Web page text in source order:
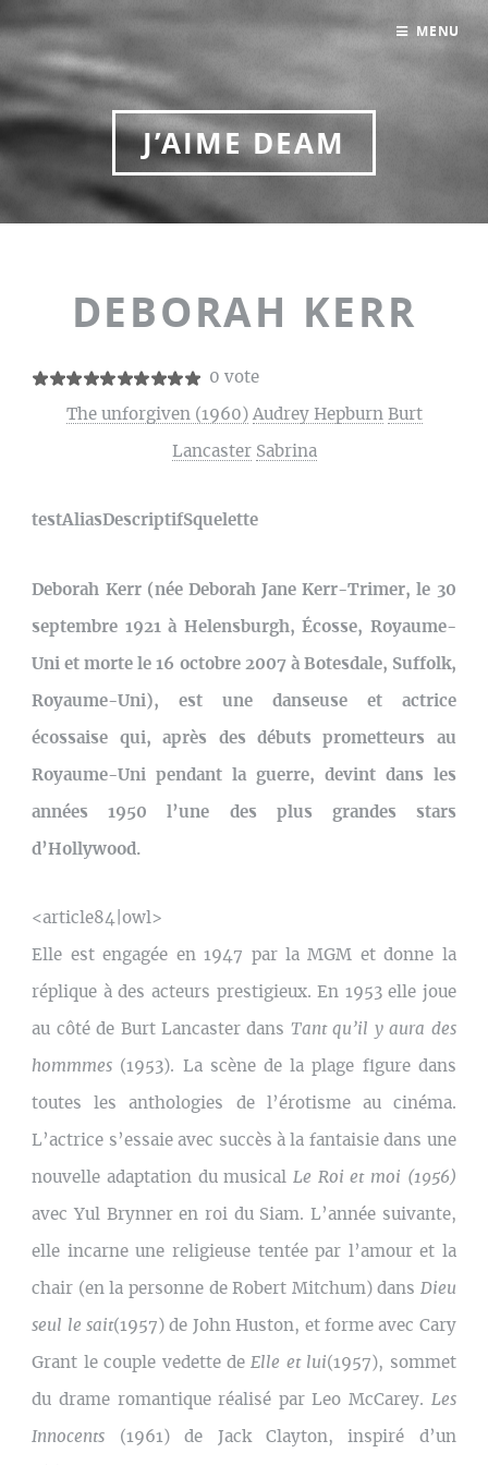
J’AIME DEAM
DEBORAH KERR
0 vote
The unforgiven (1960) Audrey Hepburn Burt
Lancaster Sabrina
testAliasDescriptifSquelette
Deborah Kerr (née Deborah Jane Kerr-Trimer, le 30
septembre 1921 à Helensburgh, Écosse, Royaume-
Uni et morte le 16 octobre 2007 à Botesdale, Suffolk,
Royaume-Uni), est une danseuse et actrice
écossaise qui, après des débuts prometteurs au
Royaume-Uni pendant la guerre, devint dans les
années 1950 l’une des plus grandes stars
d’Hollywood.
<article84|owl>
Elle est engagée en 1947 par la MGM et donne la
réplique à des acteurs prestigieux. En 1953 elle joue
au côté de Burt Lancaster dans Tant qu’il y aura des
hommmes (1953). La scène de la plage figure dans
toutes les anthologies de l’érotisme au cinéma.
L’actrice s’essaie avec succès à la fantaisie dans une
nouvelle adaptation du musical Le Roi et moi (1956)
avec Yul Brynner en roi du Siam. L’année suivante,
elle incarne une religieuse tentée par l’amour et la
chair (en la personne de Robert Mitchum) dans Dieu
seul le sait(1957) de John Huston, et forme avec Cary
Grant le couple vedette de Elle et lui(1957), sommet
du drame romantique réalisé par Leo McCarey. Les
Innocents (1961) de Jack Clayton, inspiré d’un
MENU